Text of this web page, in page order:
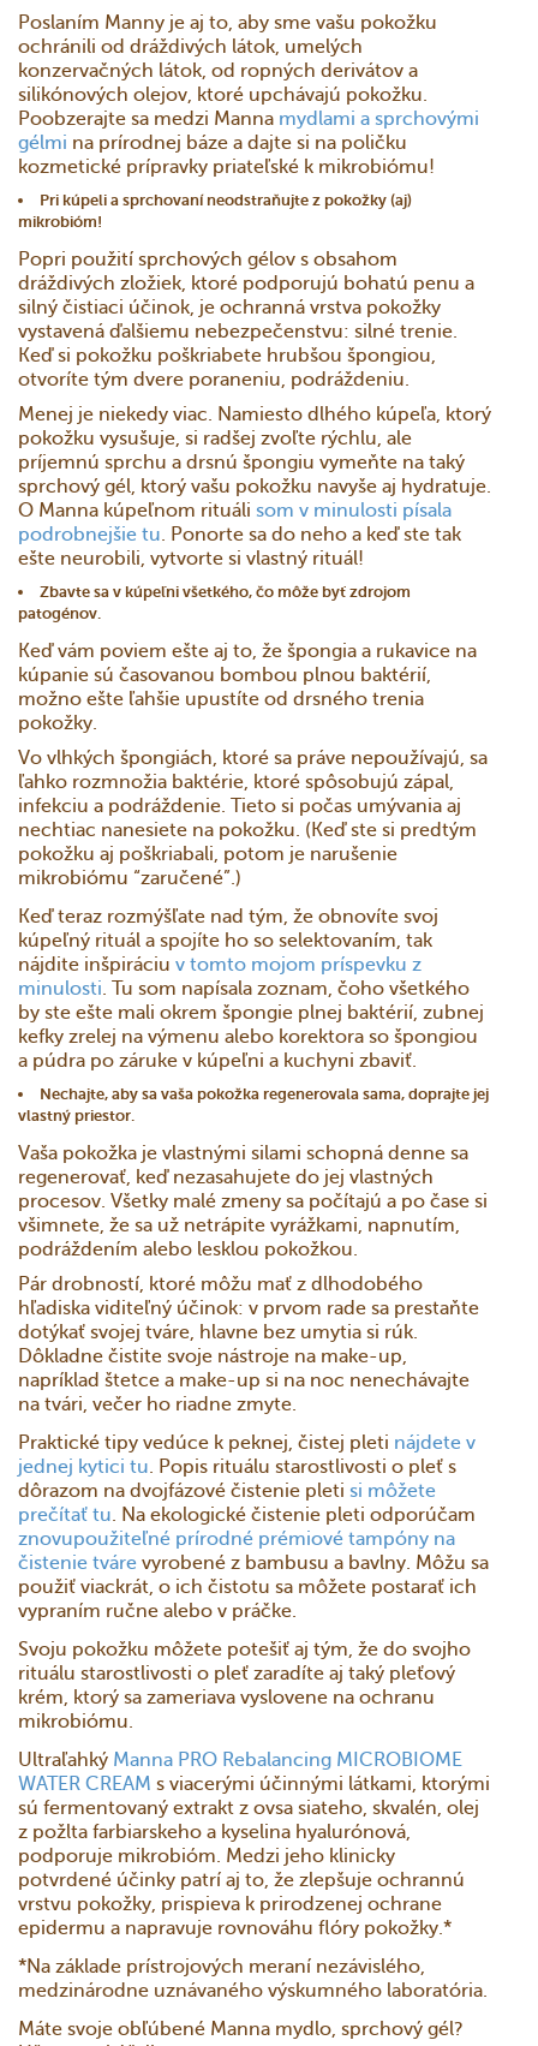
Poslaním Manny je aj to, aby sme vašu pokožku
ochránili od dráždivých látok, umelých
konzervačných látok, od ropných derivátov a
silikónových olejov, ktoré upchávajú pokožku.
Poobzerajte sa medzi Manna mydlami a sprchovými
gélmi na prírodnej báze a dajte si na poličku
kozmetické prípravky priateľské k mikrobiómu!
Pri kúpeli a sprchovaní neodstraňujte z pokožky (aj)
mikrobióm!
Popri použití sprchových gélov s obsahom
dráždivých zložiek, ktoré podporujú bohatú penu a
silný čistiaci účinok, je ochranná vrstva pokožky
vystavená ďalšiemu nebezpečenstvu: silné trenie.
Keď si pokožku poškriabete hrubšou špongiou,
otvoríte tým dvere poraneniu, podráždeniu.
Menej je niekedy viac. Namiesto dlhého kúpeľa, ktorý
pokožku vysušuje, si radšej zvoľte rýchlu, ale
príjemnú sprchu a drsnú špongiu vymeňte na taký
sprchový gél, ktorý vašu pokožku navyše aj hydratuje.
O Manna kúpeľnom rituáli som v minulosti písala
podrobnejšie tu . Ponorte sa do neho a keď ste tak
ešte neurobili, vytvorte si vlastný rituál!
Zbavte sa v kúpeľni všetkého, čo môže byť zdrojom
patogénov.
Keď vám poviem ešte aj to, že špongia a rukavice na
kúpanie sú časovanou bombou plnou baktérií,
možno ešte ľahšie upustíte od drsného trenia
pokožky.
Vo vlhkých špongiách, ktoré sa práve nepoužívajú, sa
ľahko rozmnožia baktérie, ktoré spôsobujú zápal,
infekciu a podráždenie. Tieto si počas umývania aj
nechtiac nanesiete na pokožku. (Keď ste si predtým
pokožku aj poškriabali, potom je narušenie
mikrobiómu “zaručené”.)
Keď teraz rozmýšľate nad tým, že obnovíte svoj
kúpeľný rituál a spojíte ho so selektovaním, tak
nájdite inšpiráciu v tomto mojom príspevku z
minulosti . Tu som napísala zoznam, čoho všetkého
by ste ešte mali okrem špongie plnej baktérií, zubnej
kefky zrelej na výmenu alebo korektora so špongiou
a púdra po záruke v kúpeľni a kuchyni zbaviť.
Nechajte, aby sa vaša pokožka regenerovala sama, doprajte jej
vlastný priestor.
Vaša pokožka je vlastnými silami schopná denne sa
regenerovať, keď nezasahujete do jej vlastných
procesov. Všetky malé zmeny sa počítajú a po čase si
všimnete, že sa už netrápite vyrážkami, napnutím,
podráždením alebo lesklou pokožkou.
Pár drobností, ktoré môžu mať z dlhodobého
hľadiska viditeľný účinok: v prvom rade sa prestaňte
dotýkať svojej tváre, hlavne bez umytia si rúk.
Dôkladne čistite svoje nástroje na make-up,
napríklad štetce a make-up si na noc nenechávajte
na tvári, večer ho riadne zmyte.
Praktické tipy vedúce k peknej, čistej pleti nájdete v
jednej kytici tu . Popis rituálu starostlivosti o pleť s
dôrazom na dvojfázové čistenie pleti si môžete
prečítať tu . Na ekologické čistenie pleti odporúčam
znovupoužiteľné prírodné prémiové tampóny na
čistenie tváre vyrobené z bambusu a bavlny. Môžu sa
použiť viackrát, o ich čistotu sa môžete postarať ich
vypraním ručne alebo v práčke.
Svoju pokožku môžete potešiť aj tým, že do svojho
rituálu starostlivosti o pleť zaradíte aj taký pleťový
krém, ktorý sa zameriava vyslovene na ochranu
mikrobiómu.
Ultraľahký Manna PRO Rebalancing MICROBIOME
WATER CREAM s viacerými účinnými látkami, ktorými
sú fermentovaný extrakt z ovsa siateho, skvalén, olej
z požlta farbiarskeho a kyselina hyalurónová,
podporuje mikrobióm. Medzi jeho klinicky
potvrdené účinky patrí aj to, že zlepšuje ochrannú
vrstvu pokožky, prispieva k prirodzenej ochrane
epidermu a napravuje rovnováhu flóry pokožky.*
*Na základe prístrojových meraní nezávislého,
medzinárodne uznávaného výskumného laboratória.
Máte svoje obľúbené Manna mydlo, sprchový gél?